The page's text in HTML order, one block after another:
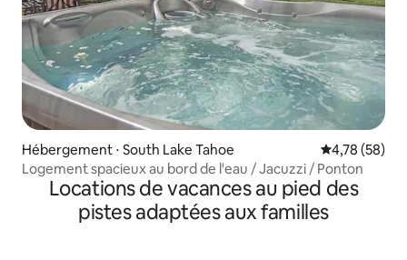
Hébergement ⋅ South Lake Tahoe Évaluation
4,78 (58)
Logement spacieux au bord de l'eau / Jacuzzi / Ponton
Locations de vacances au pied des
pistes adaptées aux familles